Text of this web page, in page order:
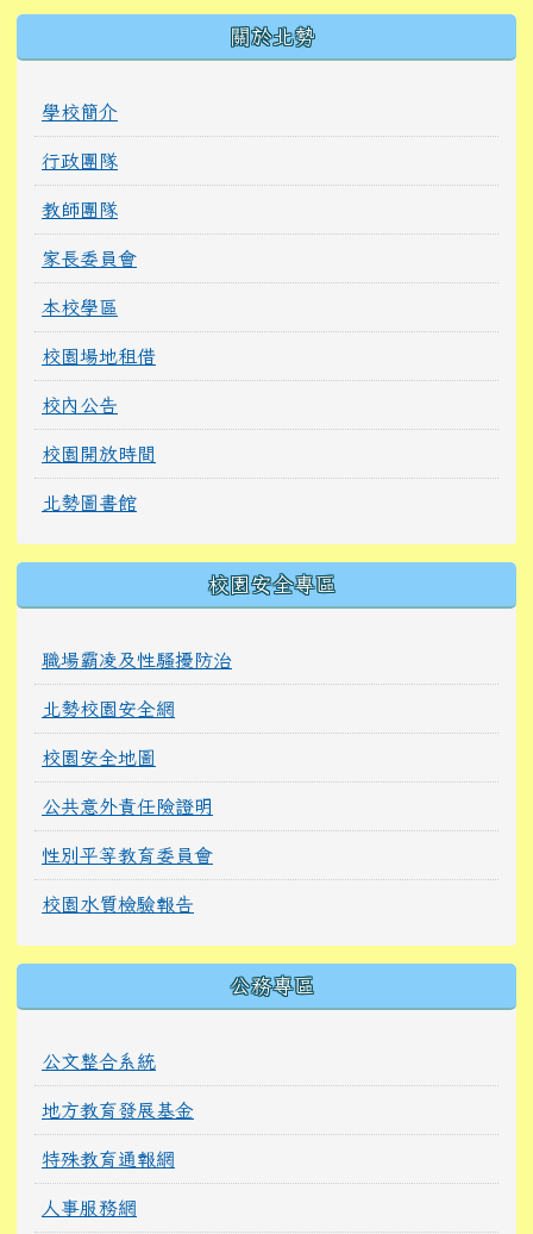
關於北勢
學校簡介
行政團隊
教師團隊
家長委員會
本校學區
校園場地租借
校內公告
校園開放時間
北勢圖書館
校園安全專區
職場霸凌及性騷擾防治
北勢校園安全網
校園安全地圖
公共意外責任險證明
性別平等教育委員會
校園水質檢驗報告
公務專區
公文整合系統
地方教育發展基金
特殊教育通報網
人事服務網